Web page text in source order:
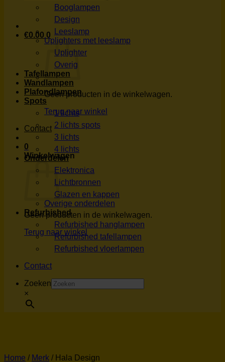
€0.00 0
Geen producten in de winkelwagen.
Terug naar winkel
Contact
0
Winkelwagen
Geen producten in de winkelwagen.
Terug naar winkel
Booglampen
Design
Leeslamp
Uplighters met leeslamp
Uplighter
Overig
Tafellampen
Wandlampen
Plafondlampen
Spots
1 lichts
2 lichts spots
3 lichts
4 lichts
Onderdelen
Elektronica
Lichtbronnen
Glazen en kappen
Overige onderdelen
Refurbished
Refurbished hanglampen
Refurbished tafellampen
Refurbished vloerlampen
Contact
Zoeken
×
Home / Merk / Hala Design